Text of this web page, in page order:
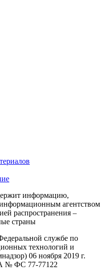
информацию,
агентством
распространения –
страны
службе по
технологий и
06 ноября 2019 г.
№ ФС 77-77122